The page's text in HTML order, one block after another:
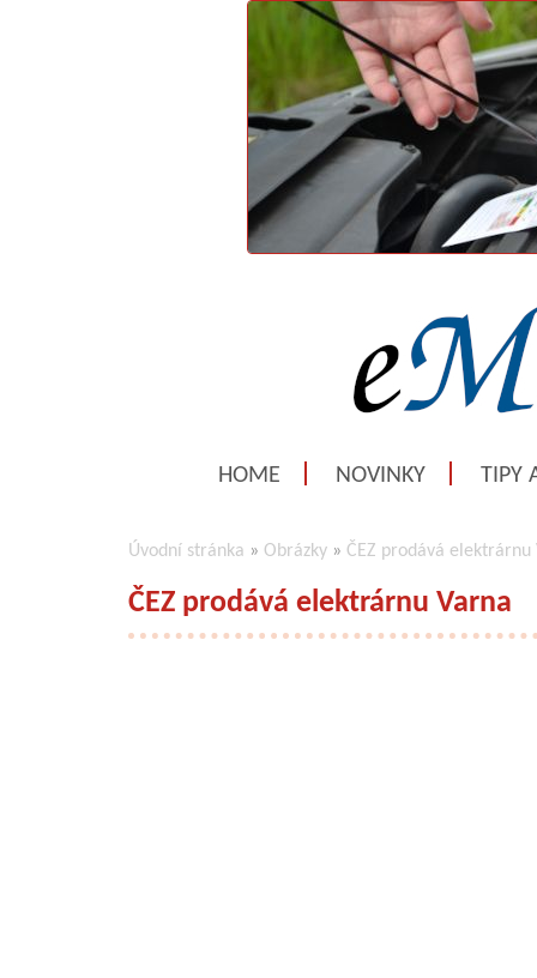
HOME NOVINKY TIPY
Úvodní stránka » Obrázky » ČEZ prodává elektrárnu
ČEZ prodává elektrárnu Varna